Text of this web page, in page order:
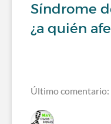
Síndrome
¿a quién
Último